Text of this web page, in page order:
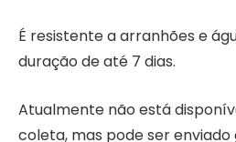
É resistente a arranhões e
duração de até 7 dias.
Atualmente não está
coleta, mas pode ser